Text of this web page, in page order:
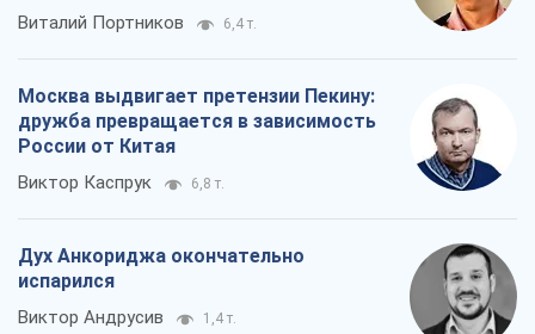
Виталий Портников 6,4 т.
Москва выдвигает претензии Пекину:
дружба превращается в зависимость
России от Китая
Виктор Каспрук 6,8 т.
Дух Анкориджа окончательно
испарился
Виктор Андрусив 1,4 т.